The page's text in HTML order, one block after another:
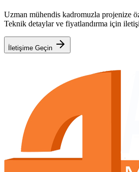
Uzman mühendis kadromuzla projenize
Teknik detaylar ve fiyatlandırma için
İletişime Geçin